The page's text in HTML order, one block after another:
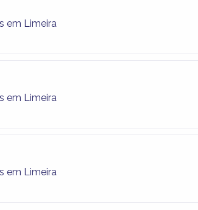
em Limeira
em Limeira
em Limeira